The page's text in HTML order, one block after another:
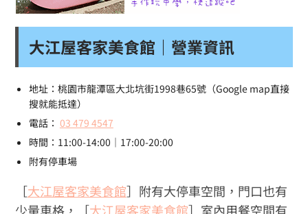
大江屋客家美食館｜營業資訊
地址：桃園市龍潭區大北坑街1998巷65號（Google map直接
搜就能抵達）
電話： 03 479 4547
時間：11:00-14:00｜17:00-20:00
附有停車場
［大江屋客家美食館］附有大停車空間，門口也有
少量車格，［大江屋客家美食館］室內用餐空間有